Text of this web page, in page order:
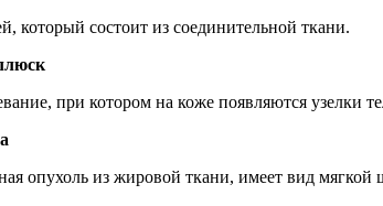
который состоит из соединительной ткани.
при котором на коже появляются узелки
опухоль из жировой ткани, имеет вид